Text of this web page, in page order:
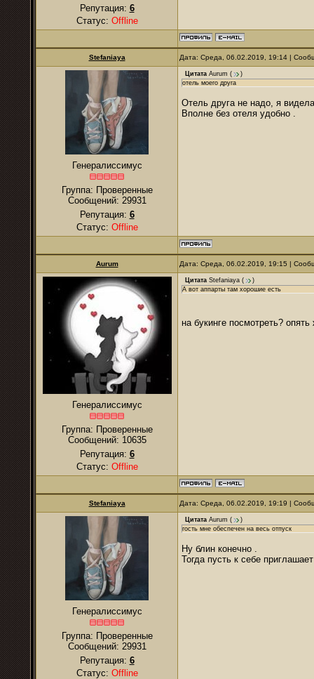
Репутация: 6
Статус: Offline
Stefaniaya Дата: Среда, 06.02.2019, 19:14 |
Генералиссимус
Группа: Проверенные
Сообщений: 29931
Репутация: 6
Статус: Offline
Цитата Aurum (
)
отель моего друга
Отель друга не надо, я
Вполне без отеля удобно .
Aurum Дата: Среда, 06.02.2019, 19:15 |
Генералиссимус
Группа: Проверенные
Сообщений: 10635
Репутация: 6
Статус: Offline
Цитата Stefaniaya (
)
А вот аппарты там хорошие есть
на букинге посмотреть?
Stefaniaya Дата: Среда, 06.02.2019, 19:19 |
Генералиссимус
Группа: Проверенные
Сообщений: 29931
Репутация: 6
Статус: Offline
Цитата Aurum (
)
гость мне обеспечен на весь отпуск
Ну блин конечно .
Тогда пусть к себе